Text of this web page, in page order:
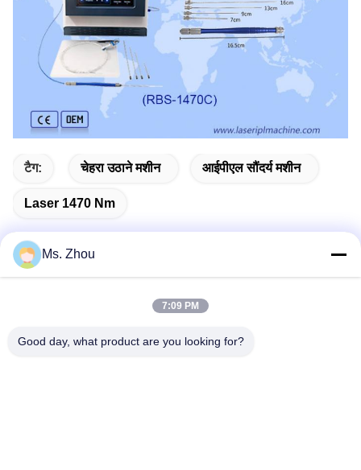
टैग: चेहरा उठाने मशीन आईपीएल सौंदर्य मशीन
Laser 1470 Nm
पता
Ms. Zhou
7:09 PM
Good day, what product are you looking for?